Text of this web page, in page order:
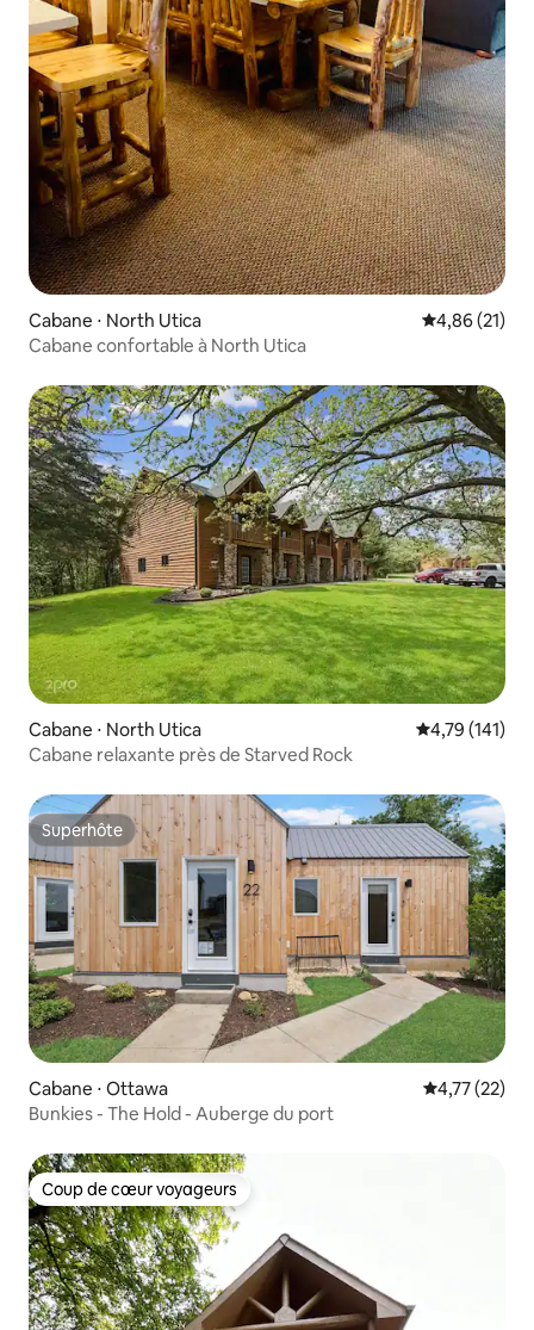
Cabane ⋅ North Utica Évaluation
4,86 (21)
Cabane confortable à North Utica
Cabane ⋅ North Utica Évaluation
4,79 (141)
Cabane relaxante près de Starved Rock
Superhôte
Superhôte
Cabane ⋅ Ottawa Évaluation
4,77 (22)
Bunkies - The Hold - Auberge du port
Coup de cœur voyageurs
Coup de cœur voyageurs